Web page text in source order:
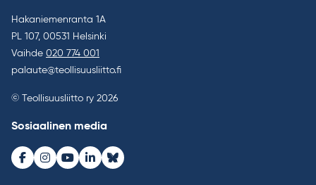
Hakaniemenranta 1A
PL 107, 00531 Helsinki
Vaihde 020 774 001
palaute@teollisuusliitto.fi
© Teollisuusliitto ry 2026
Sosiaalinen media
Facebook
Instagram
Youtube
LinkedInBluesky